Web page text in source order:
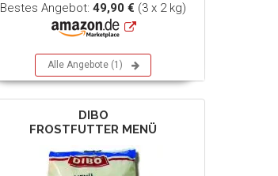
Bestes Angebot:49,90 € (3 x 2 kg)
Alle Angebote (1)
DIBO
FROSTFUTTER MENÜ